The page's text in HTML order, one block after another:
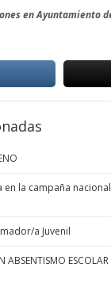
en Ayuntamiento
la campaña
a Juvenil
ABSENTISMO